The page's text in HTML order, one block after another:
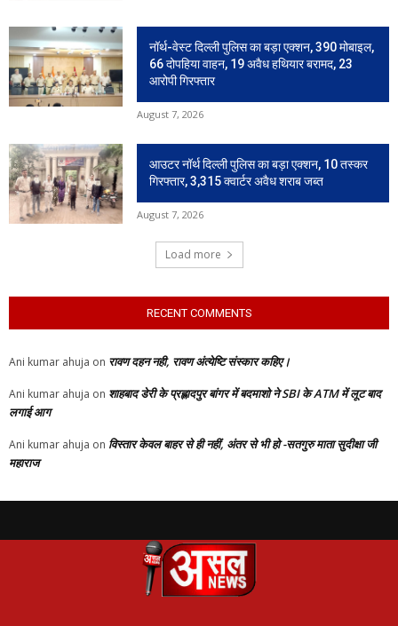
नॉर्थ-वेस्ट दिल्ली पुलिस का बड़ा एक्शन, 390 मोबाइल,
66 दोपहिया वाहन, 19 अवैध हथियार बरामद, 23
आरोपी गिरफ्तार
August 7, 2026
आउटर नॉर्थ दिल्ली पुलिस का बड़ा एक्शन, 10 तस्कर
गिरफ्तार, 3,315 क्वार्टर अवैध शराब जब्त
August 7, 2026
Load more
RECENT COMMENTS
Ani kumar ahuja on रावण दहन नही, रावण अंत्येष्टि संस्कार कहिए।
Ani kumar ahuja on शाहबाद डेरी के प्रह्लादपुर बांगर में बदमाशो ने SBI के ATM में लूट बाद
लगाई आग
Ani kumar ahuja on विस्तार केवल बाहर से ही नहीं, अंतर से भी हो -सतगुरु माता सुदीक्षा जी
महाराज